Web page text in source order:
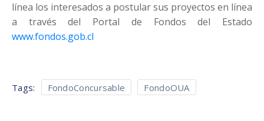
línea los interesados a postular sus proyectos en línea
a través del Portal de Fondos del Estado
www.fondos.gob.cl
Tags: FondoConcursable FondoOUA